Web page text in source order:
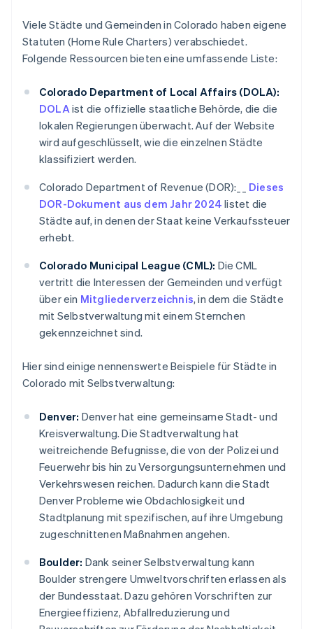
Viele Städte und Gemeinden in Colorado haben eigene
Statuten (Home Rule Charters) verabschiedet.
Folgende Ressourcen bieten eine umfassende Liste:
Colorado Department of Local Affairs (DOLA):
DOLAist die offizielle staatliche Behörde, die die
lokalen Regierungen überwacht. Auf der Website
wird aufgeschlüsselt, wie die einzelnen Städte
klassifiziert werden.
Colorado Department of Revenue (DOR):__ Dieses
DOR-Dokument aus dem Jahr 2024 listet die
Städte auf, in denen der Staat keine Verkaufssteuer
erhebt.
Colorado Municipal League (CML): Die CML
vertritt die Interessen der Gemeinden und verfügt
über ein Mitgliederverzeichnis, in dem die Städte
mit Selbstverwaltung mit einem Sternchen
gekennzeichnet sind.
Hier sind einige nennenswerte Beispiele für Städte in
Colorado mit Selbstverwaltung:
Denver: Denver hat eine gemeinsame Stadt- und
Kreisverwaltung. Die Stadtverwaltung hat
weitreichende Befugnisse, die von der Polizei und
Feuerwehr bis hin zu Versorgungsunternehmen und
Verkehrswesen reichen. Dadurch kann die Stadt
Denver Probleme wie Obdachlosigkeit und
Stadtplanung mit spezifischen, auf ihre Umgebung
zugeschnittenen Maßnahmen angehen.
Boulder: Dank seiner Selbstverwaltung kann
Boulder strengere Umweltvorschriften erlassen als
der Bundesstaat. Dazu gehören Vorschriften zur
Energieeffizienz, Abfallreduzierung und